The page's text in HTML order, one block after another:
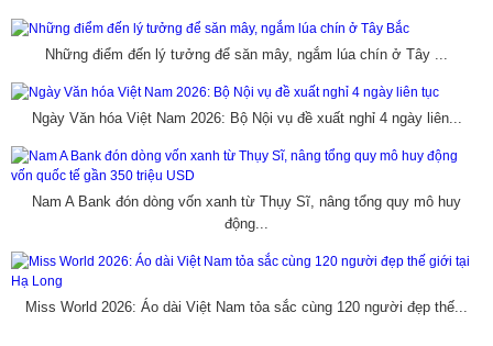
Những điểm đến lý tưởng để săn mây, ngắm lúa chín ở Tây ...
Ngày Văn hóa Việt Nam 2026: Bộ Nội vụ đề xuất nghỉ 4 ngày liên...
Nam A Bank đón dòng vốn xanh từ Thụy Sĩ, nâng tổng quy mô huy
động...
Miss World 2026: Áo dài Việt Nam tỏa sắc cùng 120 người đẹp thế...